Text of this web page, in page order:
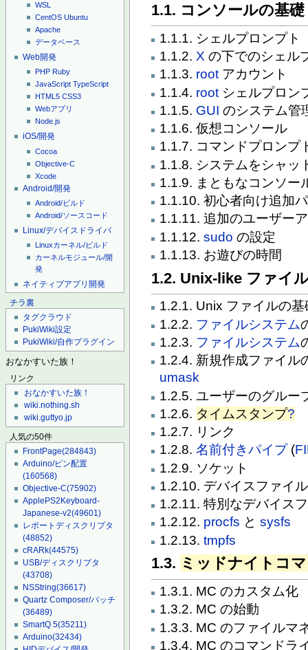
WSL
CentOS Ubuntu
Apache
データベース
Web開発
PHP Ruby
JavaScript TypeScript
HTML5 CSS3
Webアプリ
Node.js
iOS/開発
Cocoa
Objective-C
Xcode
Android/開発
Android/ビルド
Android/ソースコード
Linux/デバイスドライバ
Linuxカーネル/ビルド
カーネルモジュール/開
発
ネイティブアプリ開発
チラ裏
タグクラウド
PukiWiki設定
PukiWiki/自作プラグイン
おなかすいた族！
リンク
おなかすいた族！
wiki.nothing.sh
wiki.guttyo.jp
人気の50件
FrontPage(284843)
Arduino/ピン配置
(160568)
Objective-C(75902)
ApplePS2Keyboard-
Japanese-v2(49601)
レポートディスクリプタ
(48852)
cRARk(44575)
USB/ディスクリプタ
(43708)
NSString(36617)
Quartz Composer/パッチ
(36489)
SmartQ 5(35211)
Arduino(32434)
1.1. コンソールの基礎
1.1.1. シェルプロンプト
1.1.2. X の下でのシェル
1.1.3. rootアカウント
1.1.4. root シェルプロン
1.1.5. GUI のシステム管
1.1.6. 仮想コンソール
1.1.7. コマンドプロンプ
1.1.8. システムをシャッ
1.1.9. まともなコンソー
1.1.10. 初心者向け追加
1.1.11. 追加のユーザー
1.1.12.sudo の設定
1.1.13. お遊びの時間
1.2. Unix-like ファイ
1.2.1. Unix ファイルの基
1.2.2. ファイルシステム
1.2.3. ファイルシステム
1.2.4. 新規作成ファイル
umask
1.2.5. ユーザーのグルー
1.2.6. タイムスタンプ?
1.2.7. リンク
1.2.8.名前付きパイプ(
1.2.9. ソケット
1.2.10. デバイスファイル
1.2.11. 特別なデバイス
1.2.12. procfs とsysfs
1.2.13.tmpfs
1.3. ミッドナイトコ
1.3.1. MC のカスタム化
1.3.2. MC の始動
1.3.3. MC のファイルマ
1.3.4. MC のコマンドラ